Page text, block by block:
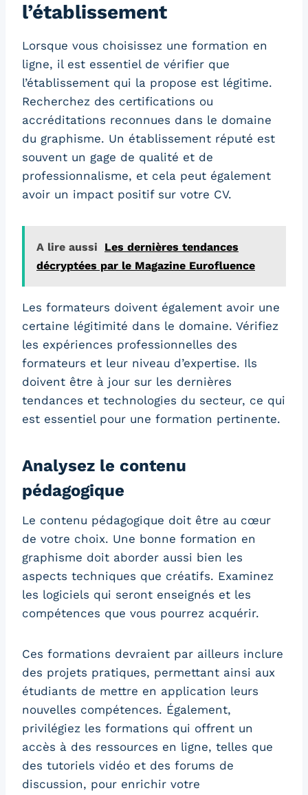
l’établissement
Lorsque vous choisissez une formation en
ligne, il est essentiel de vérifier que
l’établissement qui la propose est légitime.
Recherchez des certifications ou
accréditations reconnues dans le domaine
du graphisme. Un établissement réputé est
souvent un gage de qualité et de
professionnalisme, et cela peut également
avoir un impact positif sur votre CV.
A lire aussi
Les dernières tendances
décryptées par le Magazine Eurofluence
Les formateurs doivent également avoir une
certaine légitimité dans le domaine. Vérifiez
les expériences professionnelles des
formateurs et leur niveau d’expertise. Ils
doivent être à jour sur les dernières
tendances et technologies du secteur, ce qui
est essentiel pour une formation pertinente.
Analysez le contenu
pédagogique
Le contenu pédagogique doit être au cœur
de votre choix. Une bonne formation en
graphisme doit aborder aussi bien les
aspects techniques que créatifs. Examinez
les logiciels qui seront enseignés et les
compétences que vous pourrez acquérir.
Ces formations devraient par ailleurs inclure
des projets pratiques, permettant ainsi aux
étudiants de mettre en application leurs
nouvelles compétences. Également,
privilégiez les formations qui offrent un
accès à des ressources en ligne, telles que
des tutoriels vidéo et des forums de
discussion, pour enrichir votre